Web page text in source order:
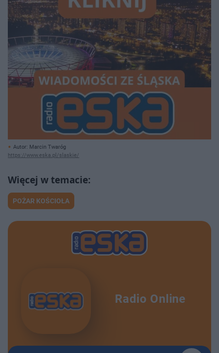
Autor: Marcin Twaróg
https://www.eska.pl/slaskie/
POŻAR KOŚCIOŁA
Radio Online